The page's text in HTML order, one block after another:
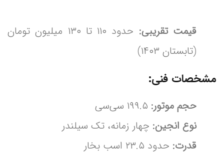
قیمت تقریبی:
حدود ۱۱۰ تا ۱۳۰ میلیون تومان
(تابستان ۱۴۰۳)
مشخصات فنی:
حجم موتور:
نوع انجین: چهار زمانه، تک سیلندر
قدرت: حدود ۲۳.۵ اسب بخار